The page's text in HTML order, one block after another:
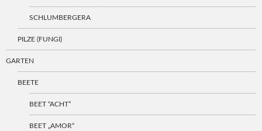
SCHLUMBERGERA
PILZE (FUNGI)
GARTEN
BEETE
BEET “ACHT”
BEET „AMOR“